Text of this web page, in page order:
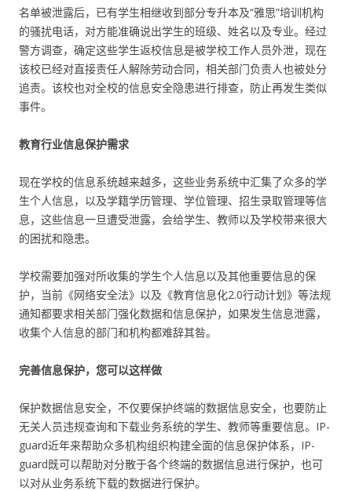
名单被泄露后，已有学生相继收到部分专升本及“雅思”培训机构
的骚扰电话，对方能准确说出学生的班级、姓名以及专业。经过
警方调查，确定这些学生返校信息是被学校工作人员外泄，现在
该校已经对直接责任人解除劳动合同，相关部门负责人也被处分
追责。该校也对全校的信息安全隐患进行排查，防止再发生类似
事件。
教育行业信息保护需求
现在学校的信息系统越来越多，这些业务系统中汇集了众多的学
生个人信息，以及学籍学历管理、学位管理、招生录取管理等信
息，这些信息一旦遭受泄露，会给学生、教师以及学校带来很大
的困扰和隐患。
学校需要加强对所收集的学生个人信息以及其他重要信息的保
护，当前《网络安全法》以及《教育信息化2.0行动计划》等法规
通知都要求相关部门强化数据和信息保护，如果发生信息泄露，
收集个人信息的部门和机构都难辞其咎。
完善信息保护，您可以这样做
保护数据信息安全，不仅要保护终端的数据信息安全，也要防止
无关人员违规查询和下载业务系统的学生、教师等重要信息。IP-
guard近年来帮助众多机构组织构建全面的信息保护体系，IP-
guard既可以帮助对分散于各个终端的数据信息进行保护，也可
以对从业务系统下载的数据进行保护。